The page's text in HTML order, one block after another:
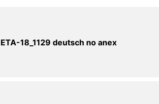
ETA-18_1129 deutsch no anex